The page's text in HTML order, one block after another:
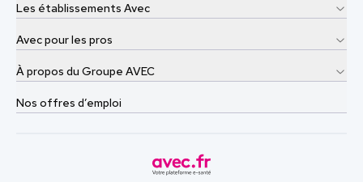
Les établissements Avec
Avec pour les pros
À propos du Groupe AVEC
Nos offres d’emploi